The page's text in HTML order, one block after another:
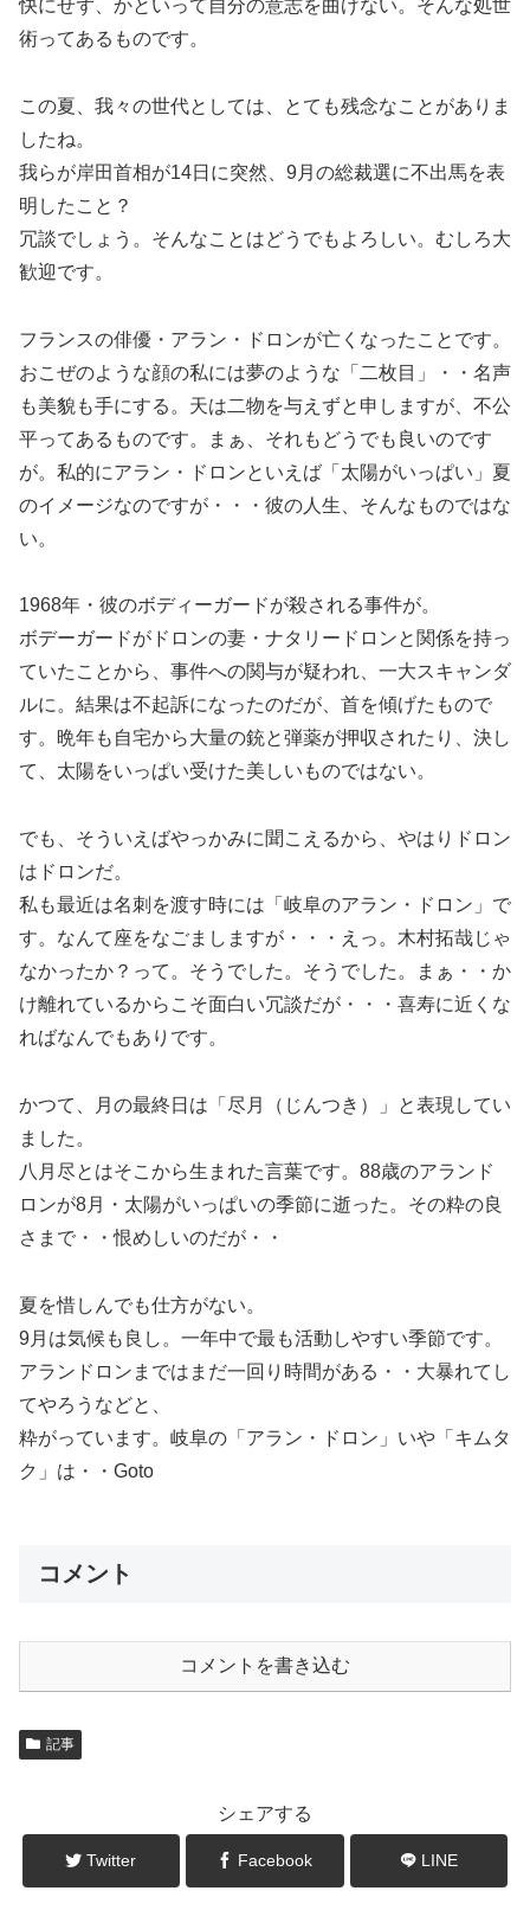
快にせず、かといって自分の意志を曲げない。そんな処世
術ってあるものです。
この夏、我々の世代としては、とても残念なことがありま
したね。
我らが岸田首相が14日に突然、9月の総裁選に不出馬を表
明したこと？
冗談でしょう。そんなことはどうでもよろしい。むしろ大
歓迎です。
フランスの俳優・アラン・ドロンが亡くなったことです。
おこぜのような顔の私には夢のような「二枚目」・・名声
も美貌も手にする。天は二物を与えずと申しますが、不公
平ってあるものです。まぁ、それもどうでも良いのです
が。私的にアラン・ドロンといえば「太陽がいっぱい」夏
のイメージなのですが・・・彼の人生、そんなものではな
い。
1968年・彼のボディーガードが殺される事件が。
ボデーガードがドロンの妻・ナタリードロンと関係を持っ
ていたことから、事件への関与が疑われ、一大スキャンダ
ルに。結果は不起訴になったのだが、首を傾げたもので
す。晩年も自宅から大量の銃と弾薬が押収されたり、決し
て、太陽をいっぱい受けた美しいものではない。
でも、そういえばやっかみに聞こえるから、やはりドロン
はドロンだ。
私も最近は名刺を渡す時には「岐阜のアラン・ドロン」で
す。なんて座をなごましますが・・・えっ。木村拓哉じゃ
なかったか？って。そうでした。そうでした。まぁ・・か
け離れているからこそ面白い冗談だが・・・喜寿に近くな
ればなんでもありです。
かつて、月の最終日は「尽月（じんつき）」と表現してい
ました。
八月尽とはそこから生まれた言葉です。88歳のアランド
ロンが8月・太陽がいっぱいの季節に逝った。その粋の良
さまで・・恨めしいのだが・・
夏を惜しんでも仕方がない。
9月は気候も良し。一年中で最も活動しやすい季節です。
アランドロンまではまだ一回り時間がある・・大暴れてし
てやろうなどと、
粋がっています。岐阜の「アラン・ドロン」いや「キムタ
ク」は・・Goto
コメント
コメントを書き込む
記事
シェアする
Twitter Facebook LINE